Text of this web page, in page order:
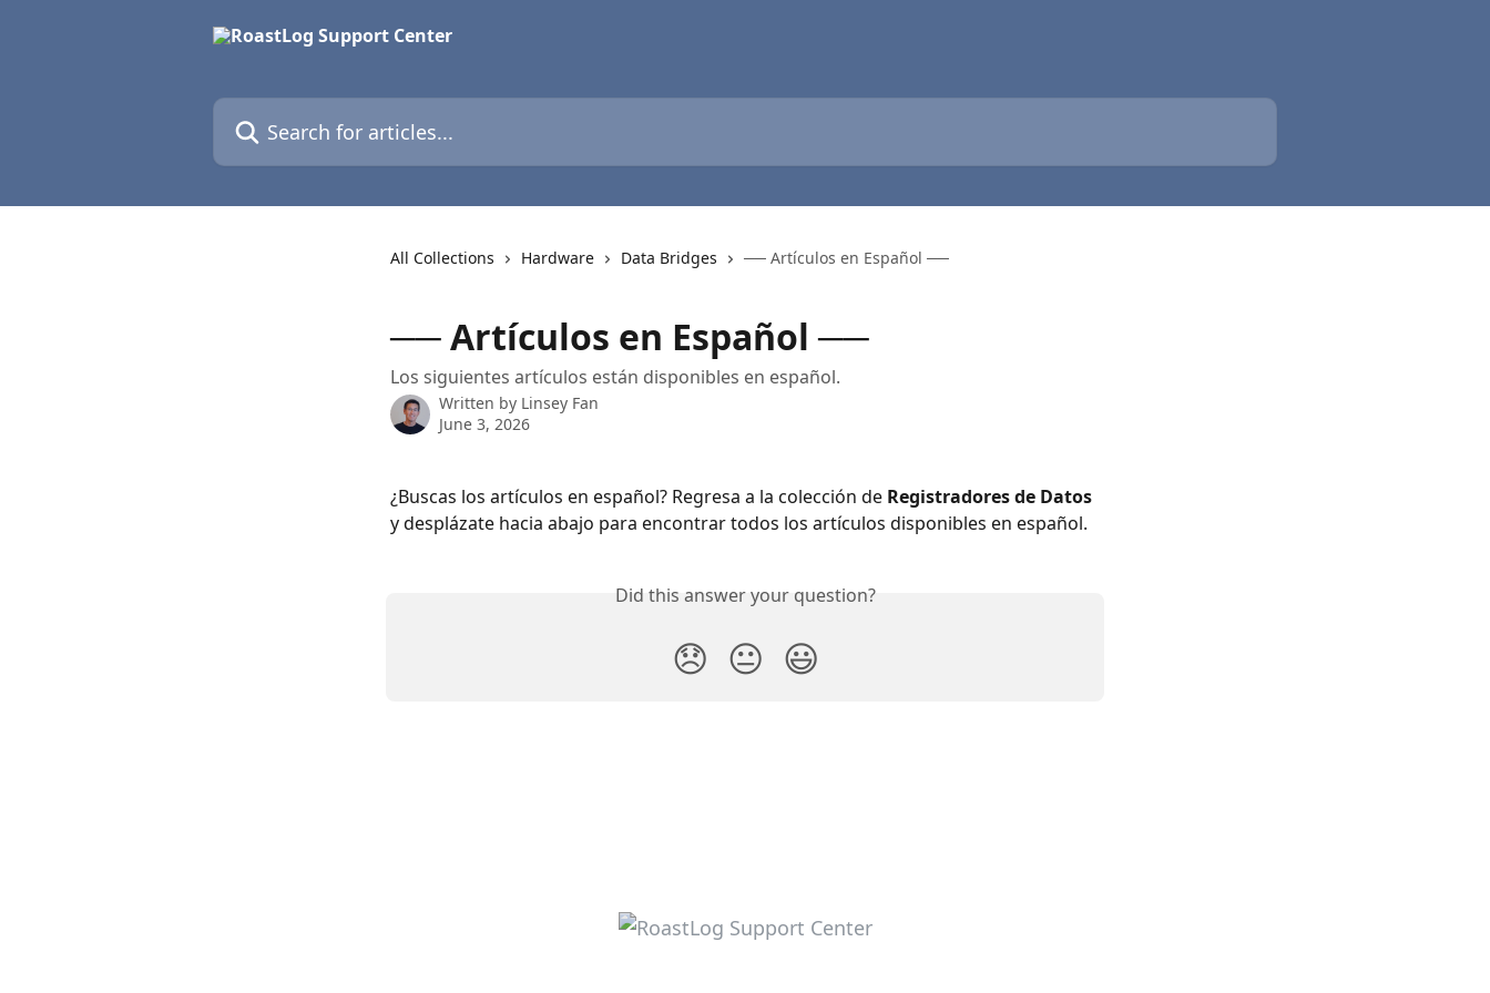
Search for articles...
All Collections Hardware Data Bridges ── Artículos en Español ──
── Artículos en Español ──
Los siguientes artículos están disponibles en español.
Written by Linsey Fan
June 3, 2026
¿Buscas los artículos en español? Regresa a la colección de Registradores de Datos
y desplázate hacia abajo para encontrar todos los artículos disponibles en español.
Did this answer your question?
😞 😐 😃